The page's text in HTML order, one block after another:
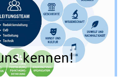
kennen!